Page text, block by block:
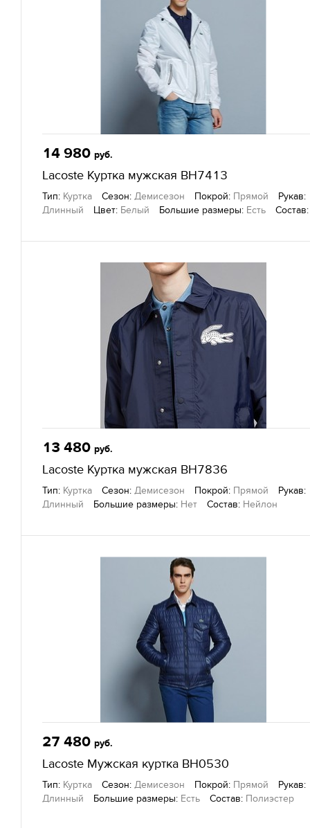
14 980 руб.
Lacoste Куртка мужская BH7413
Тип: Куртка Сезон: Демисезон Покрой: Прямой
Рукав:
Длинный
Цвет: Белый Большие размеры: Есть
Состав:
Другие товары— Lacoste, г. Екатеринбург
13 480 руб.
Lacoste Куртка мужская BH7836
Тип: Куртка Сезон: Демисезон Покрой: Прямой
Рукав:
Длинный
Большие размеры: Нет Состав: Нейлон
27 480 руб.
Lacoste Мужская куртка BH0530
Тип: Куртка Сезон: Демисезон Покрой: Прямой
Рукав:
Длинный
Большие размеры: Есть Состав: Полиэстер